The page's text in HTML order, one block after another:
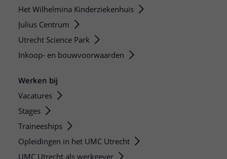
Het Wilhelmina Kinderziekenhuis
Julius Centrum
Utrecht Science Park
Inkoop- en bouwvoorwaarden
Werken bij
Vacatures
Stages
Traineeships
Opleidingen in het UMC Utrecht
UMC Utrecht als werkgever